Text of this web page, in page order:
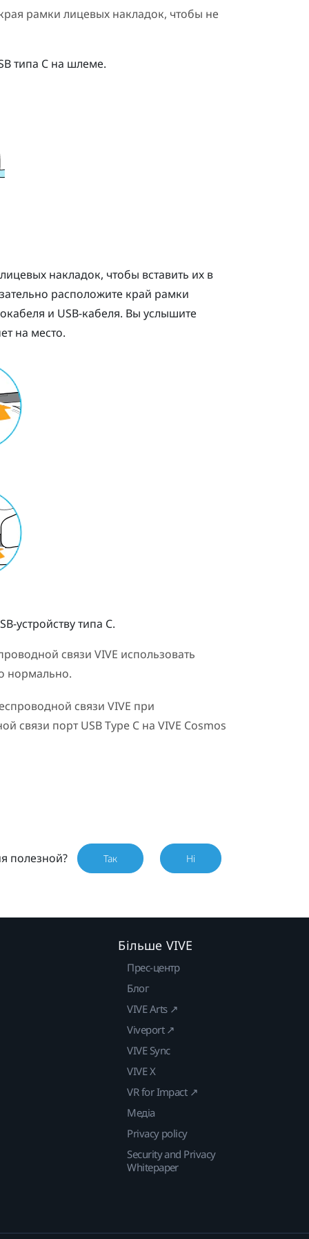
рамки лицевых накладок, чтобы не
типа C на шлеме.
накладок, чтобы вставить их в
расположите край рамки
и USB-кабеля. Вы услышите
на место.
устройству типа C.
связи VIVE использовать
нормально.
связи VIVE при
связи порт USB Type Cна VIVE Cosmos
полезной? Так Ні
Більше VIVE
Прес-центр
Блог
VIVE Arts ↗
Viveport ↗
VIVE Sync
VIVE X
VR for Impact ↗
Медіа
Privacy policy
Security and Privacy
Whitepaper